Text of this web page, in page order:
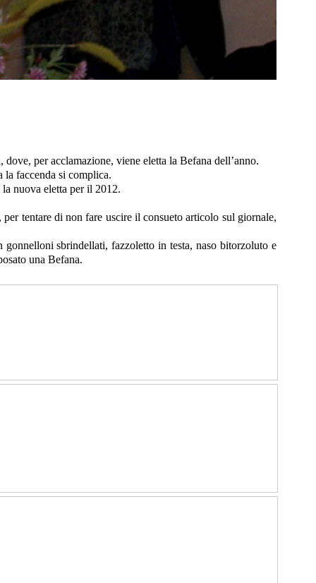
per acclamazione, viene eletta la Befana dell’anno.
la faccenda si complica.
la nuova eletta per il 2012.
tentare di non fare uscire il consueto articolo sul giornale,
sbrindellati, fazzoletto in testa, naso bitorzoluto e
una Befana.